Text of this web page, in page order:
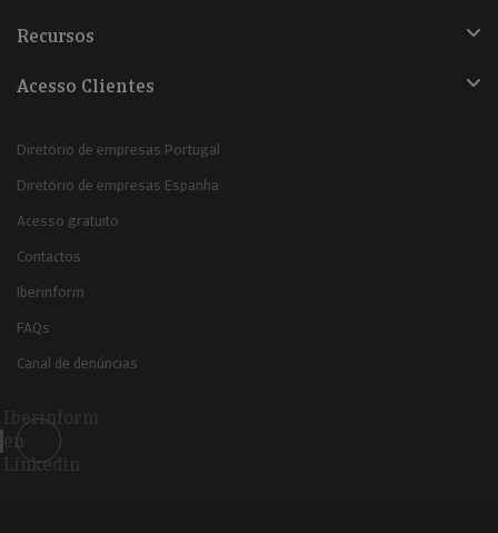
Recursos
Acesso Clientes
Diretório de empresas Portugal
Diretório de empresas Espanha
Acesso gratuito
Contactos
Iberinform
FAQs
Canal de denúncias
Iberinform
en
Linkedin